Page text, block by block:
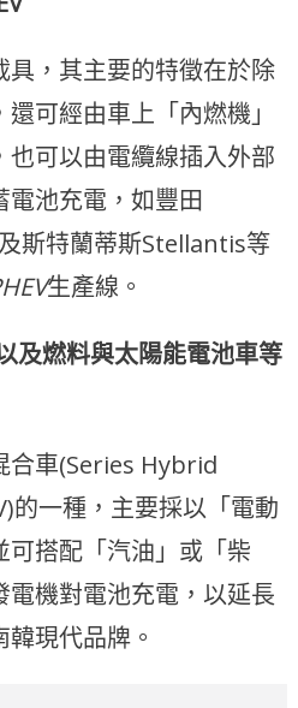
具，其主要的特徵在於除
可經由車上「內燃機」
可以由電纜線插入外部
電池充電，如豐田
斯特蘭蒂斯Stellantis等
生產線。
及燃料與太陽能電池車等
合車(Series Hybrid
的一種，主要採以「電動
搭配「汽油」或「柴
機對電池充電，以延長
現代品牌。